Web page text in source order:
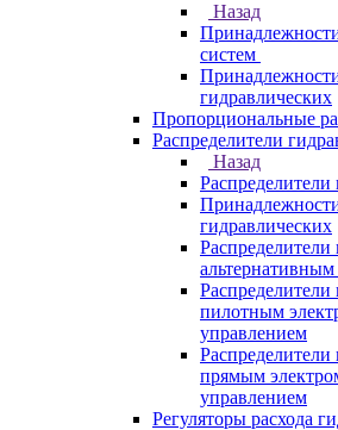
Назад
систем
гидравлических
Пропорциональные
Распределители
Назад
Распределители
гидравлических
Распределители
Распределители
пилотным
управлением
Распределители
прямым
управлением
Регуляторы расхода